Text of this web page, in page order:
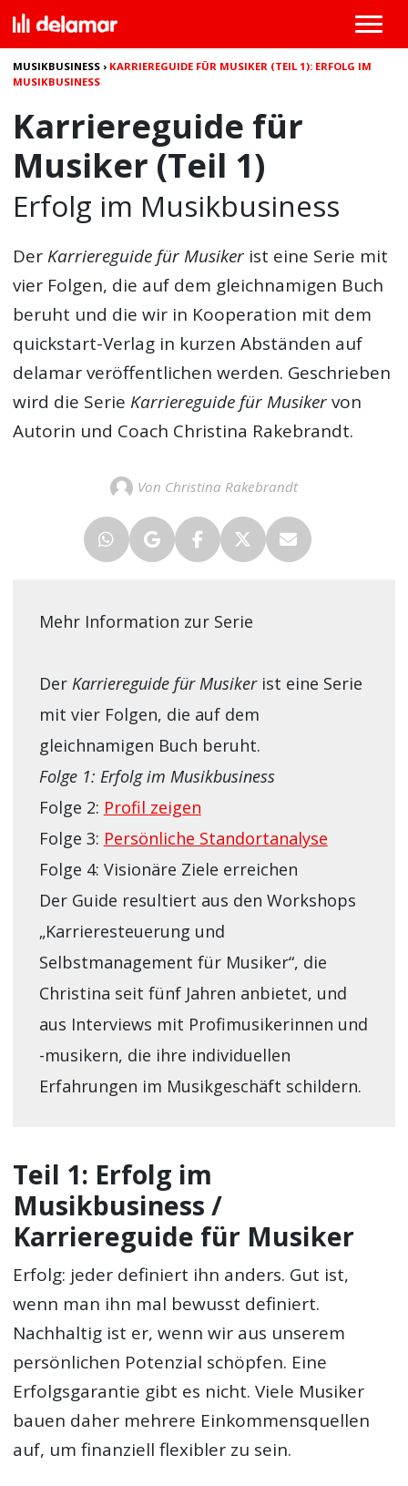
MUSIKBUSINESS › KARRIEREGUIDE FÜR MUSIKER (TEIL 1): ERFOLG IM
MUSIKBUSINESS
Karriereguide für
Musiker (Teil 1)
Erfolg im Musikbusiness
Der Karriereguide für Musiker ist eine Serie mit
vier Folgen, die auf dem gleichnamigen Buch
beruht und die wir in Kooperation mit dem
quickstart-Verlag in kurzen Abständen auf
delamar veröffentlichen werden. Geschrieben
wird die Serie Karriereguide für Musikervon
Autorin und Coach Christina Rakebrandt.
Von Christina Rakebrandt
Mehr Information zur Serie
Der Karriereguide für Musikerist eine Serie
mit vier Folgen, die auf dem
gleichnamigen Buch beruht.
Folge 1: Erfolg im Musikbusiness
Folge 2: Profil zeigen
Folge 3: Persönliche Standortanalyse
Folge 4: Visionäre Ziele erreichen
Der Guide resultiert aus den Workshops
„Karrieresteuerung und
Selbstmanagement für Musiker“, die
Christina seit fünf Jahren anbietet, und
aus Interviews mit Profimusikerinnen und
-musikern, die ihre individuellen
Erfahrungen im Musikgeschäft schildern.
Teil 1: Erfolg im
Musikbusiness /
Karriereguide für Musiker
Erfolg: jeder definiert ihn anders. Gut ist,
wenn man ihn mal bewusst definiert.
Nachhaltig ist er, wenn wir aus unserem
persönlichen Potenzial schöpfen. Eine
Erfolgsgarantie gibt es nicht. Viele Musiker
bauen daher mehrere Einkommensquellen
auf, um finanziell flexibler zu sein.